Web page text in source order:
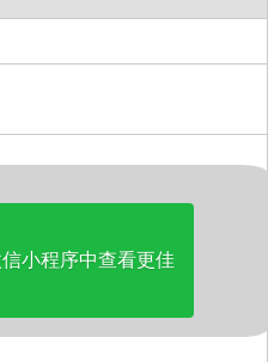
小程序中查看更佳